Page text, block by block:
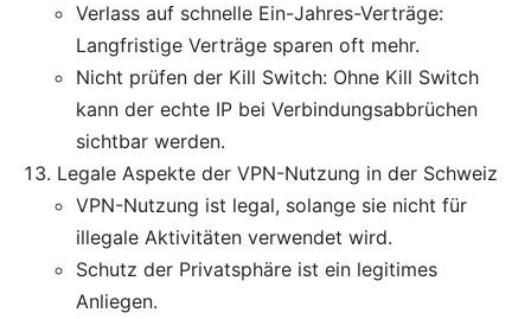
Verlass auf schnelle Ein-Jahres-Verträge:
Langfristige Verträge sparen oft mehr.
Nicht prüfen der Kill Switch: Ohne Kill Switch
kann der echte IP bei Verbindungsabbrüchen
sichtbar werden.
Legale Aspekte der VPN-Nutzung in der Schweiz
VPN-Nutzung ist legal, solange sie nicht für
illegale Aktivitäten verwendet wird.
Schutz der Privatsphäre ist ein legitimes
Anliegen.